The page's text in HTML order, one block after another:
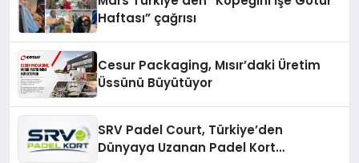
Haftası” çağrısı
Cesur Packaging, Mısır’daki Üretim
Üssünü Büyütüyor
SRV Padel Court, Türkiye’den
Dünyaya Uzanan Padel Kort